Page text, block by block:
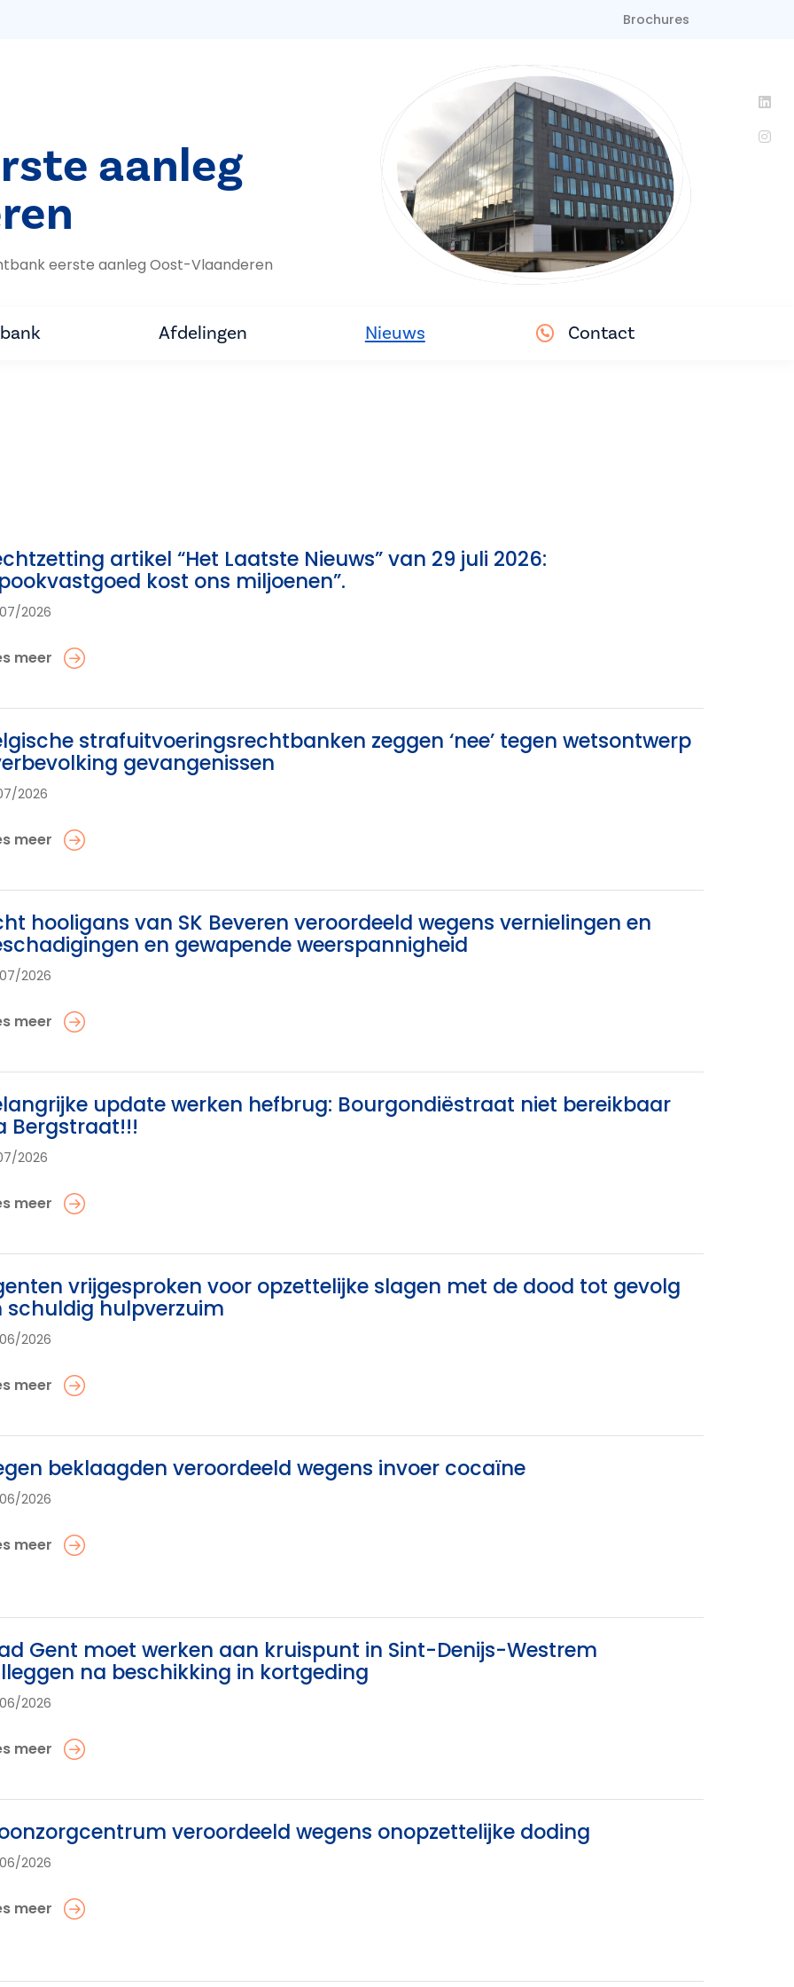
Brochures
aanleg
eerste aanleg Oost-Vlaanderen
Afdelingen Nieuws Contact
artikel “Het Laatste Nieuws” van 29 juli 2026:
kost ons miljoenen”.
2026
meer
strafuitvoeringsrechtbanken zeggen ‘nee’ tegen wetsontwerp
gevangenissen
2026
meer
hooligans van SK Beveren veroordeeld wegens vernielingen en
en gewapende weerspannigheid
2026
meer
update werken hefbrug: Bourgondiëstraat niet bereikbaar
Bergstraat!!!
2026
meer
vrijgesproken voor opzettelijke slagen met de dood tot gevolg
schuldig hulpverzuim
2026
meer
beklaagden veroordeeld wegens invoer cocaïne
2026
meer
Gent moet werken aan kruispunt in Sint-Denijs-Westrem
na beschikking in kortgeding
2026
meer
veroordeeld wegens onopzettelijke doding
2026
meer